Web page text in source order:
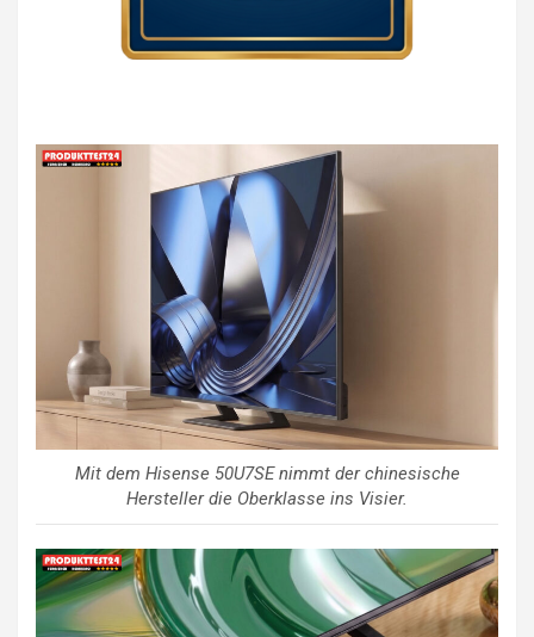
Mit dem Hisense 50U7SE nimmt der chinesische
Hersteller die Oberklasse ins Visier.